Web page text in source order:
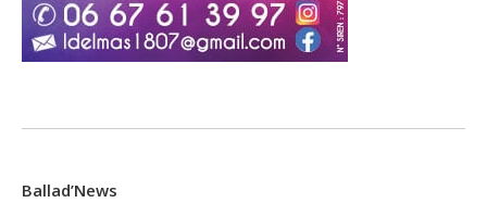
Ballad’News